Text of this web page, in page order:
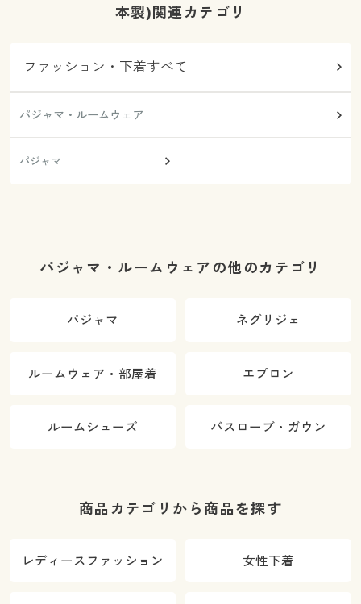
本製)関連カテゴリ
ファッション・下着すべて
パジャマ・ルームウェア
パジャマ
パジャマ・ルームウェアの他のカテゴリ
パジャマ ネグリジェ
ルームウェア・部屋着 エプロン
ルームシューズ バスローブ・ガウン
商品カテゴリから商品を探す
レディースファッション 女性下着